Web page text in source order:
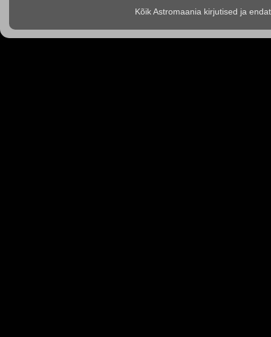
Kõik Astromaania kirjutised ja